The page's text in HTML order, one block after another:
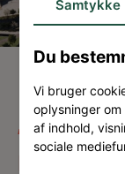
Samtykke
Du
Vi bruger
oplysninger
af indhold,
sociale